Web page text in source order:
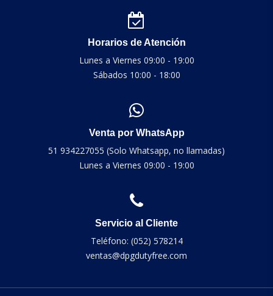
Horarios de Atención
Lunes a Viernes 09:00 - 19:00
Sábados 10:00 - 18:00
Venta por WhatsApp
51 934227055 (Solo Whatsapp, no llamadas)
Lunes a Viernes 09:00 - 19:00
Servicio al Cliente
Teléfono: (052) 578214
ventas@dpgdutyfree.com